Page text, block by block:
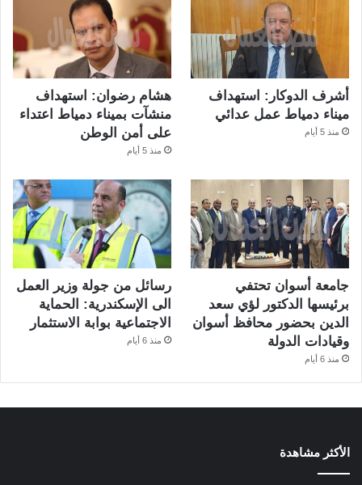
أشرف الدوكار: استهداف
ميناء دمياط عمل عدائي
منذ 5 أيام
هشام رضوان: استهداف
منشآت بميناء دمياط اعتداء
على أمن الوطن
منذ 5 أيام
جامعة أسوان تحتفي
برئيسها الدكتور لؤي سعد
الدين بحضور محافظ أسوان
وقيادات الدولة
منذ 6 أيام
رسائل من جولة وزير العمل
الى الإسكندرية: الحماية
الاجتماعية بوابة الاستثمار
منذ 6 أيام
الأكثر مشاهدة